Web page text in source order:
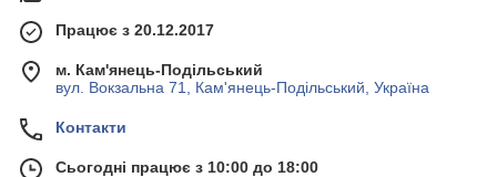
Працює з 20.12.2017
м. Кам'янець-Подільський
вул. Вокзальна 71, Кам'янець-Подільський, Україна
Контакти
Сьогодні працює з 10:00 до 18:00